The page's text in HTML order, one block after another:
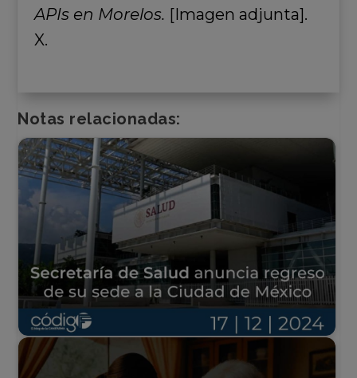
APIs en Morelos. [Imagen adjunta].
X.
Notas relacionadas: